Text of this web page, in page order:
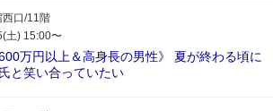
西口/11階
土) 15:00〜
600万円以上＆高身長の男性》 夏が終わる頃に
と笑い合っていたい